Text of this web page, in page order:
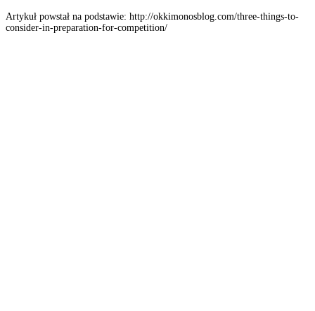
Artykuł powstał na podstawie: http://okkimonosblog.com/three-things-to-
consider-in-preparation-for-competition/